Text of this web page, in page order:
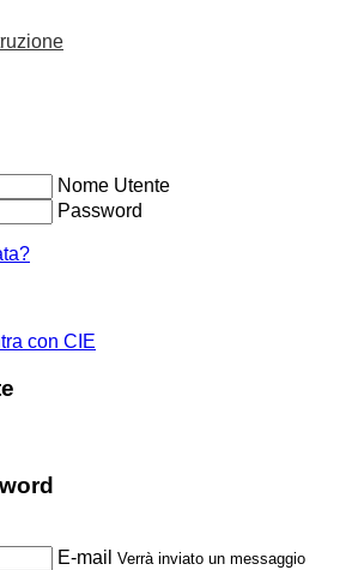
Nome Utente
Password
con CIE
E-mail Verrà inviato un messaggio